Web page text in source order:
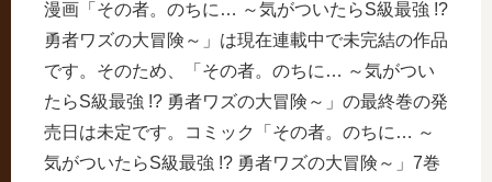
漫画「その者。のちに… ～気がついたらS級最強 !?
勇者ワズの大冒険～」は現在連載中で未完結の作品
です。そのため、「その者。のちに… ～気がつい
たらS級最強 !? 勇者ワズの大冒険～」の最終巻の発
売日は未定です。コミック「その者。のちに… ～
気がついたらS級最強 !? 勇者ワズの大冒険～」7巻